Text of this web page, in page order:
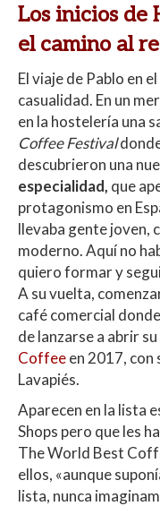
Los inicios de
el camino al
El viaje de Pablo en
casualidad. En un
en la hostelería una
Coffee Festival
descubrieron una
especialidad, que
protagonismo en
llevaba gente joven,
moderno. Aquí no
quiero formar y
A su vuelta,
café comercial
de lanzarse a abrir
Coffeeen 2017, con
Lavapiés.
Aparecen en la lista
Shops pero que les
The World Best
ellos, «aunque
lista, nunca